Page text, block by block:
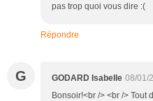
pas trop quoi vous dire :(
Répondre
G GODARD Isabelle 08/01/
Bonsoir!<br /> <br /> Tout